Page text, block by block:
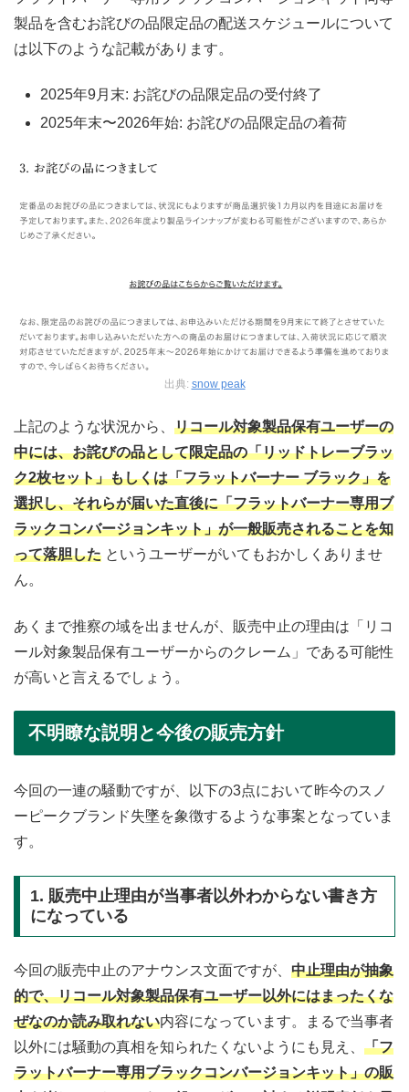
製品を含むお詫びの品限定品の配送スケジュールについて
は以下のような記載があります。
2025年9月末: お詫びの品限定品の受付終了
2025年末〜2026年始: お詫びの品限定品の着荷
出典: snow peak
上記のような状況から、 リコール対象製品保有ユーザーの
中には、お詫びの品として限定品の「リッドトレーブラッ
ク2枚セット」もしくは「フラットバーナー ブラック」を
選択し、それらが届いた直後に「フラットバーナー専用ブ
ラックコンバージョンキット」が一般販売されることを知
って落胆した というユーザーがいてもおかしくありませ
ん。
あくまで推察の域を出ませんが、販売中止の理由は「リコ
ール対象製品保有ユーザーからのクレーム」である可能性
が高いと言えるでしょう。
不明瞭な説明と今後の販売方針
今回の一連の騒動ですが、以下の3点において昨今のスノ
ーピークブランド失墜を象徴するような事案となっていま
す。
1. 販売中止理由が当事者以外わからない書き方
になっている
今回の販売中止のアナウンス文面ですが、 中止理由が抽象
的で、リコール対象製品保有ユーザー以外にはまったくな
ぜなのか読み取れない内容になっています。まるで当事者
以外には騒動の真相を知られたくないようにも見え、 「フ
ラットバーナー専用ブラックコンバージョンキット」の販